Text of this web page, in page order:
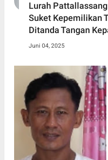
Lurah
Suket Kepemilikan
Ditanda Tangan
Juni 04, 2025